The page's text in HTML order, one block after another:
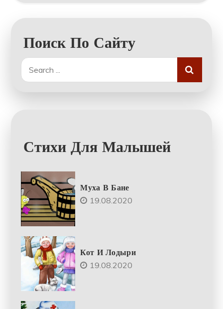
Поиск По Сайту
Search
for:
Стихи Для Малышей
Муха В Бане
19.08.2020
Кот И Лодыри
19.08.2020